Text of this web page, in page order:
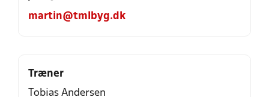
martin@tmlbyg.dk
Træner
Tobias Andersen